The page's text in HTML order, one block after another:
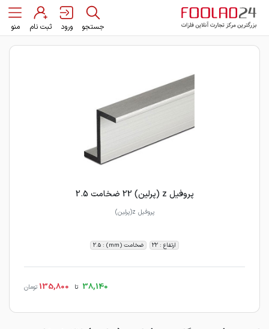
جستجو ورود ثبت نام منو
پروفیل z (پرلین) 22 ضخامت 2.5
پروفیل z(پرلین)
ارتفاع : 22 ضخامت (mm) : 2.5
38,140 تا 135,800 تومان